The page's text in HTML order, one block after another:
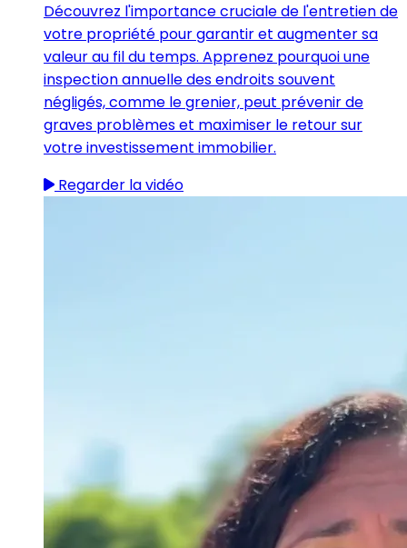
Découvrez l'importance cruciale de l'entretien de
votre propriété pour garantir et augmenter sa
valeur au fil du temps. Apprenez pourquoi une
inspection annuelle des endroits souvent
négligés, comme le grenier, peut prévenir de
graves problèmes et maximiser le retour sur
votre investissement immobilier.
Regarder la vidéo